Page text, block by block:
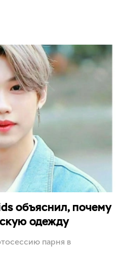
объяснил, почему
одежду
парня в